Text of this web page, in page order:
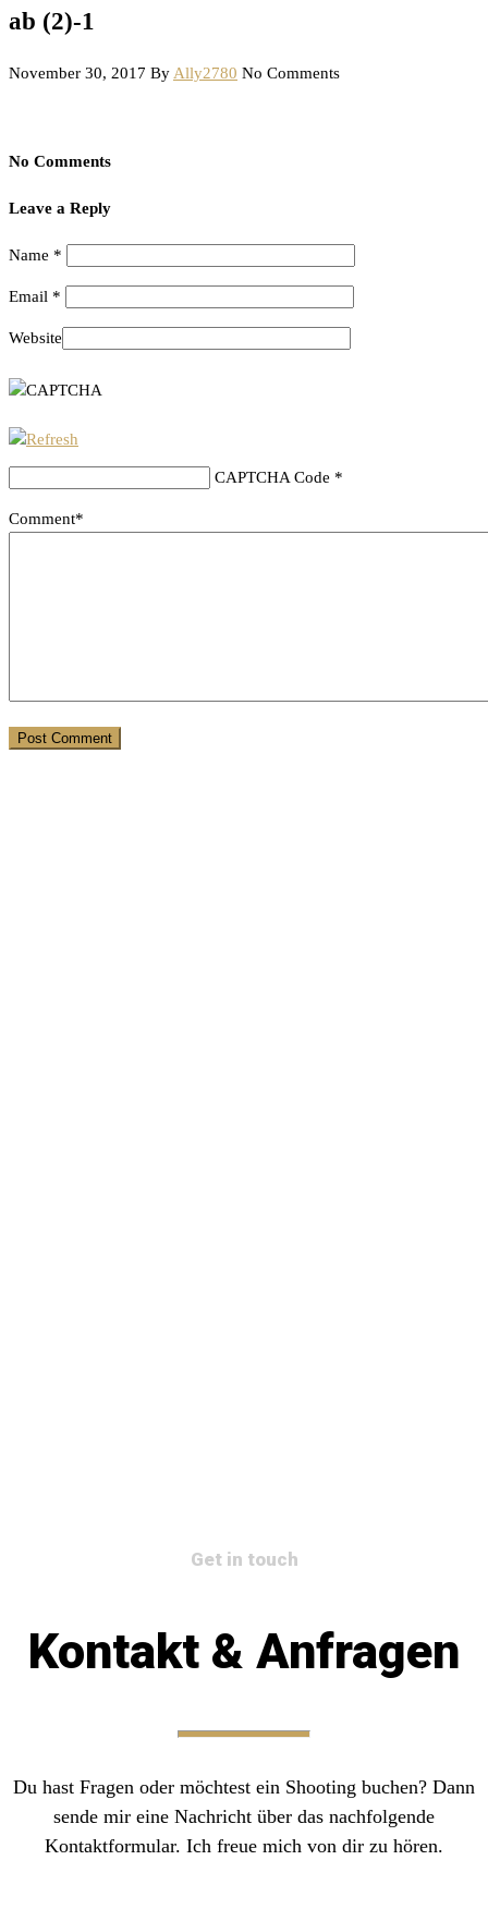
ab (2)-1
November 30, 2017 By Ally2780 No Comments
No Comments
Leave a Reply
Name *
Email *
Website
CAPTCHA Code *
Comment*
Get in touch
Kontakt & Anfragen
Du hast Fragen oder möchtest ein Shooting buchen? Dann
sende mir eine Nachricht über das nachfolgende
Kontaktformular. Ich freue mich von dir zu hören.